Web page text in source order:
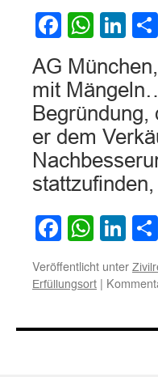
AG
mit
er dem
Veröffentlicht unter
Erfüllungsort |